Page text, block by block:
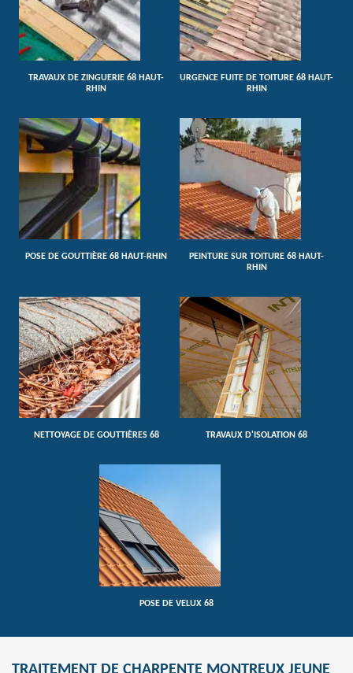
TRAVAUX DE ZINGUERIE 68 HAUT-
RHIN
URGENCE FUITE DE TOITURE 68 HAUT-
RHIN
POSE DE GOUTTIÈRE 68 HAUT-RHIN
PEINTURE SUR TOITURE 68 HAUT-
RHIN
NETTOYAGE DE GOUTTIÈRES 68 TRAVAUX D'ISOLATION 68
POSE DE VELUX 68
TRAITEMENT DE CHARPENTE MONTREUX JEUNE